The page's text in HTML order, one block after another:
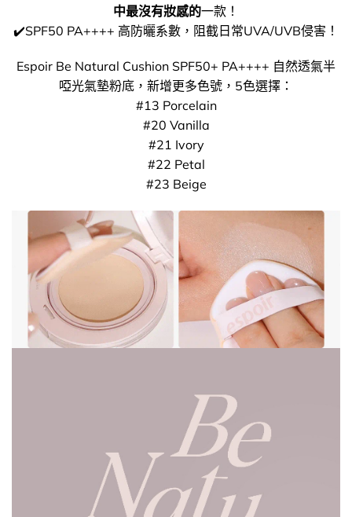
中最沒有妝感的一款！
✔️SPF50 PA++++ 高防曬系數，阻截日常UVA/UVB侵害！
Espoir Be Natural Cushion SPF50+ PA++++ 自然透氣半
啞光氣墊粉底，新增更多色號，5色選擇：
#13 Porcelain
#20 Vanilla
#21 Ivory
#22 Petal
#23 Beige